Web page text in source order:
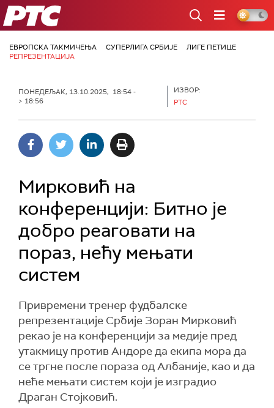
РТС
ЕВРОПСКА ТАКМИЧЕЊА СУПЕРЛИГА СРБИЈЕ
ЛИГЕ ПЕТИЦЕ
РЕПРЕЗЕНТАЦИЈА
ПОНЕДЕЉАК, 13.10.2025, 18:54 -
> 18:56
ИЗВОР:
РТС
Мирковић на
конференцији: Битно је
добро реаговати на
пораз, нећу мењати
систем
Привремени тренер фудбалске
репрезентације Србије Зоран Мирковић
рекао је на конференцији за медије пред
утакмицу против Андоре да екипа мора да
се тргне после пораза од Албаније, као и да
неће мењати систем који је изградио
Драган Стојковић.